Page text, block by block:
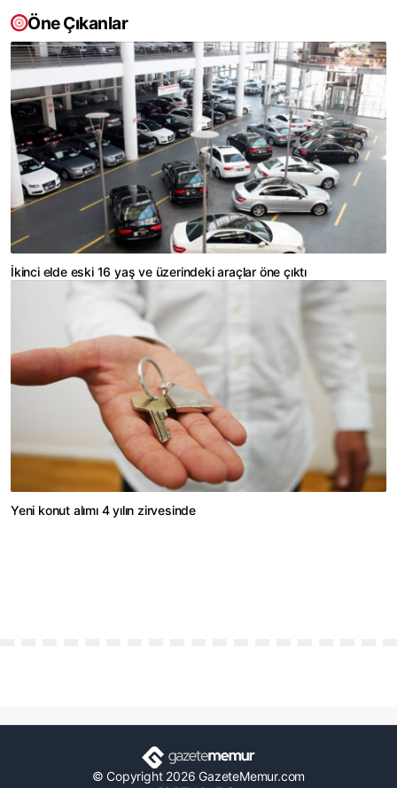
Öne Çıkanlar
İkinci elde eski 16 yaş ve üzerindeki araçlar öne çıktı
Yeni konut alımı 4 yılın zirvesinde
© Copyright 2026 GazeteMemur.com